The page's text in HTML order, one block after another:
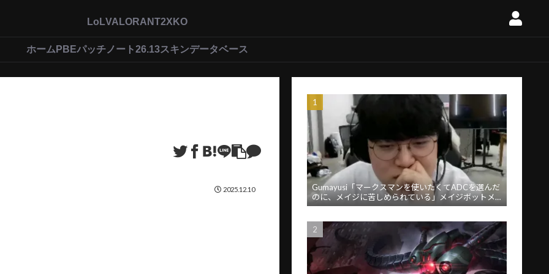
LoLVALORANT2XKO
ホーム PBEパッチノート26.13スキンデータベース
2025.12.10
Gumayusi「マークスマンを使いたくてADCを選んだ
のに、メイジに苦しめられている」メイジボットメ
タに苦言